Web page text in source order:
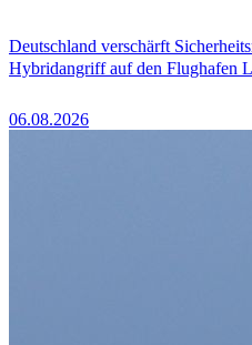
Deutschland verschärft
Hybridangriff auf den Flughafen
06.08.2026